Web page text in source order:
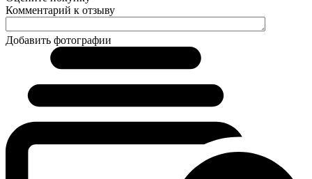
Комментарий к отзыву
Добавить фотографии